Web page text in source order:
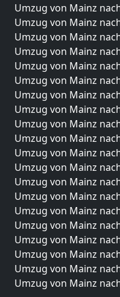
Umzug von Mainz
Umzug von Mainz
Umzug von Mainz
Umzug von Mainz
Umzug von Mainz
Umzug von Mainz
Umzug von Mainz
Umzug von Mainz
Umzug von Mainz
Umzug von Mainz
Umzug von Mainz
Umzug von Mainz
Umzug von Mainz
Umzug von Mainz
Umzug von Mainz
Umzug von Mainz
Umzug von Mainz
Umzug von Mainz
Umzug von Mainz
Umzug von Mainz